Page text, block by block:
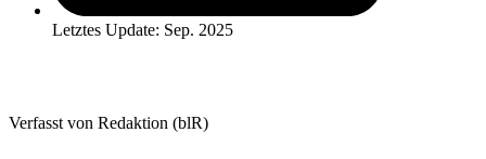
Letztes Update: Sep. 2025
Verfasst von Redaktion (blR)